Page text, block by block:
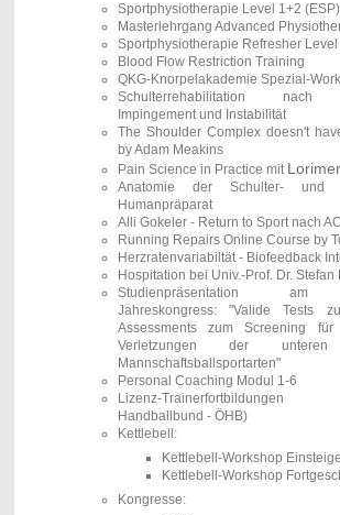
Sportphysiotherapie Level 1+2 (ESP)
Masterlehrgang Advanced
Sportphysiotherapie Refresher Level
Blood Flow Restriction Training
QKG-Knorpelakademie Spezial-
Schulterrehabilitation nach
Impingement und Instabilitä t
The Shoulder Complex doesn't
by Adam Meakins
Pain Science in Practice mit
Anatomie der Schulter- und
Humanpräparat
Alli Gokeler - Return to Sport nach
Running Repairs Online Course by
Herzratenvariabiltät - Biofeedback
Hospitation bei Univ.-Prof. Dr. Stefan
Studienpräsentation
Jahreskongress:"Valide Tests
Assessments zum Screening für
Verletzungen der
Mannschaftsballsportarten"
Personal Coaching Modul 1-6
Lizenz-Trainerfortbildungen
Handballbund - ÖHB)
Kettlebell:
Kettlebell-Workshop
Kettlebell-Workshop
Kongresse: